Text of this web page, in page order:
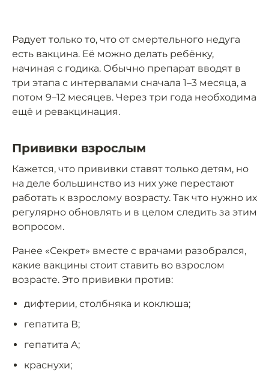
Радует только то, что от смертельного недуга
есть вакцина. Её можно делать ребёнку,
начиная с годика. Обычно препарат вводят в
три этапа с интервалами сначала 1–3 месяца, а
потом 9–12 месяцев. Через три года необходима
ещё и ревакцинация.
Прививки взрослым
Кажется, что прививки ставят только детям, но
на деле большинство из них уже перестают
работать к взрослому возрасту. Так что нужно их
регулярно обновлять и в целом следить за этим
вопросом.
Ранее «Секрет» вместе с врачами разобрался,
какие вакцины стоит ставить во взрослом
возрасте. Это прививки против:
дифтерии, столбняка и коклюша;
гепатита В;
гепатита А;
краснухи;